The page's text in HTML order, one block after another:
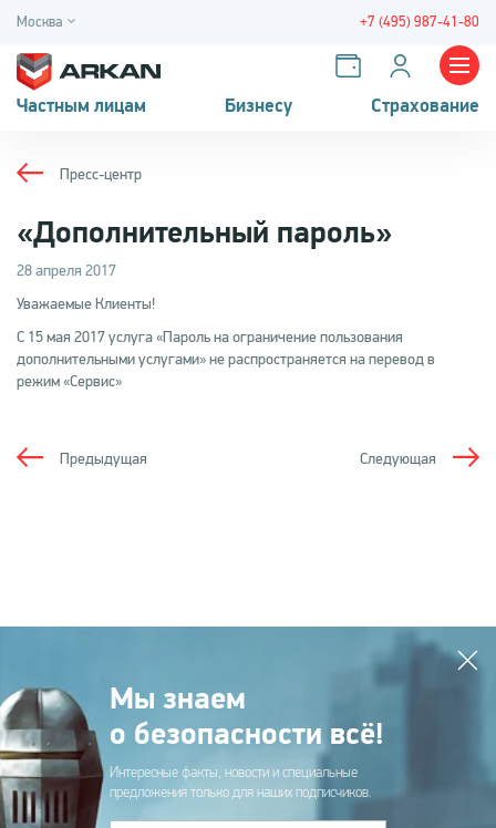
Москва +7 (495) 987-41-80
Частным лицам Бизнесу Страхование
Пресс-центр
«Дополнительный пароль»
28 апреля 2017
Уважаемые Клиенты!
С 15 мая 2017 услуга «Пароль на ограничение пользования
дополнительными услугами» не распространяется на перевод в
режим «Сервис»
Следующая
Предыдущая
Мы знаем
о безопасности всё!
Интересные факты, новости и специальные
предложения только для наших подписчиков.